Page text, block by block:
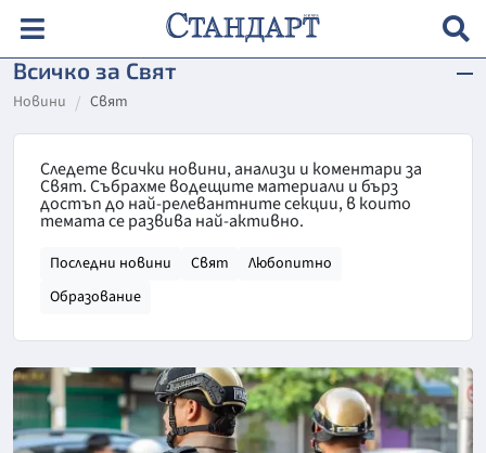
Всичко за Свят
Новини Свят
Следете всички новини, анализи и коментари за
Свят. Събрахме водещите материали и бърз
достъп до най-релевантните секции, в които
темата се развива най-активно.
Последни новини Свят
Любопитно
Образование